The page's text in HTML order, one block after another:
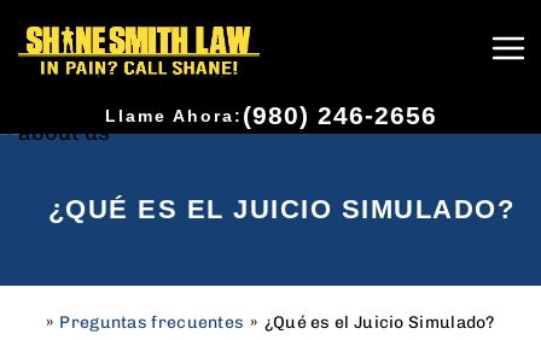
Llame Ahora: (980) 246-2656
¿QUÉ ES EL JUICIO SIMULADO?
» Preguntas frecuentes » ¿Qué es el Juicio Simulado?